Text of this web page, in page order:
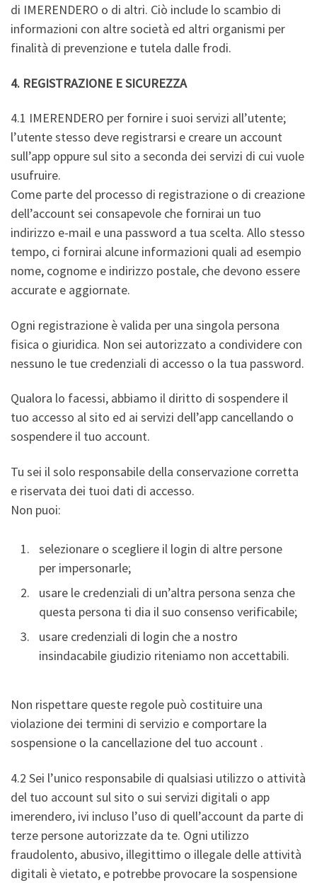
di IMERENDERO o di altri. Ciò include lo scambio di
informazioni con altre società ed altri organismi per
finalità di prevenzione e tutela dalle frodi.
4. REGISTRAZIONE E SICUREZZA
4.1 IMERENDERO per fornire i suoi servizi all’utente;
l’utente stesso deve registrarsi e creare un account
sull’app oppure sul sito a seconda dei servizi di cui vuole
usufruire.
Come parte del processo di registrazione o di creazione
dell’account sei consapevole che fornirai un tuo
indirizzo e-mail e una password a tua scelta. Allo stesso
tempo, ci fornirai alcune informazioni quali ad esempio
nome, cognome e indirizzo postale, che devono essere
accurate e aggiornate.
Ogni registrazione è valida per una singola persona
fisica o giuridica. Non sei autorizzato a condividere con
nessuno le tue credenziali di accesso o la tua password.
Qualora lo facessi, abbiamo il diritto di sospendere il
tuo accesso al sito ed ai servizi dell’app cancellando o
sospendere il tuo account.
Tu sei il solo responsabile della conservazione corretta
e riservata dei tuoi dati di accesso.
Non puoi:
selezionare o scegliere il login di altre persone
per impersonarle;
usare le credenziali di un’altra persona senza che
questa persona ti dia il suo consenso verificabile;
usare credenziali di login che a nostro
insindacabile giudizio riteniamo non accettabili.
Non rispettare queste regole può costituire una
violazione dei termini di servizio e comportare la
sospensione o la cancellazione del tuo account .
4.2 Sei l’unico responsabile di qualsiasi utilizzo o attività
del tuo account sul sito o sui servizi digitali o app
imerendero, ivi incluso l’uso di quell’account da parte di
terze persone autorizzate da te. Ogni utilizzo
fraudolento, abusivo, illegittimo o illegale delle attività
digitali è vietato, e potrebbe provocare la sospensione